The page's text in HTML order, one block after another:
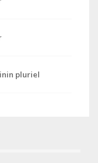
pluriel